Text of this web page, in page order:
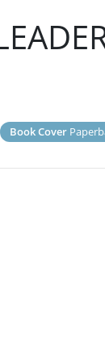
Book Cover